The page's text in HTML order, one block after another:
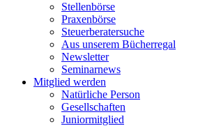
Stellenbörse
Praxenbörse
Steuerberatersuche
Aus unserem Bücherregal
Newsletter
Seminarnews
Mitglied werden
Natürliche Person
Gesellschaften
Juniormitglied